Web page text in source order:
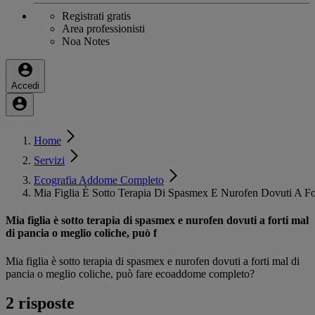
Registrati gratis
Area professionisti
Noa Notes
Accedi
Home
Servizi
Ecografia Addome Completo
Mia Figlia È Sotto Terapia Di Spasmex E Nurofen Dovuti A
Mia figlia è sotto terapia di spasmex e nurofen dovuti a forti mal
di pancia o meglio coliche, può f
Mia figlia è sotto terapia di spasmex e nurofen dovuti a forti mal di
pancia o meglio coliche, può fare ecoaddome completo?
2 risposte